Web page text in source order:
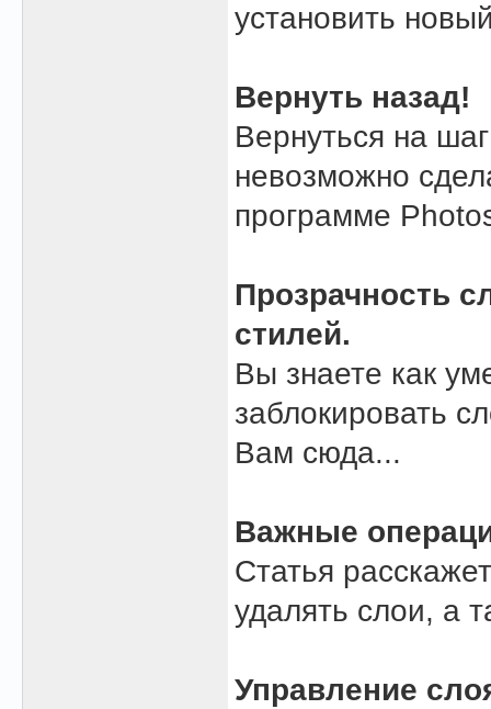
установить
Вернуть назад!
Вернуться на
невозможно
программе
Прозрачность
стилей.
Вы знаете как
заблокировать
Вам сюда...
Важные
Статья
удалять слои, а
Управление